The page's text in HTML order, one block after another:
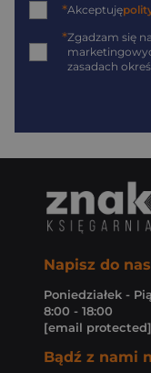
*Akceptuję
*Zgadzam się
zasadach
Napisz do nas
Poniedziałek -
8:00 - 18:00
[email protected]
Bądź z nami